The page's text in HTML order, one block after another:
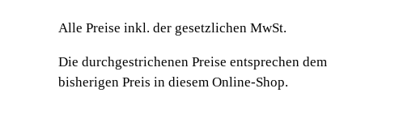
Alle Preise inkl. der gesetzlichen MwSt.
Die durchgestrichenen Preise entsprechen dem
bisherigen Preis in diesem Online-Shop.